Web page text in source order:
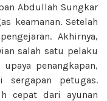
Abdullah Sungkar
keamanan. Setelah
Akhirnya,
salah satu pelaku
penangkapan,
sergapan petugas.
cepat dari ayunan